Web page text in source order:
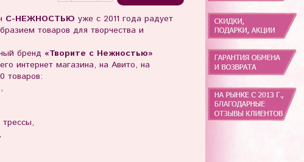
С-НЕЖНОСТЬЮ уже с 2011 года радует
товаров для творчества и
бренд «Творите с Нежностью»
интернет магазина, на Авито, на
товаров: